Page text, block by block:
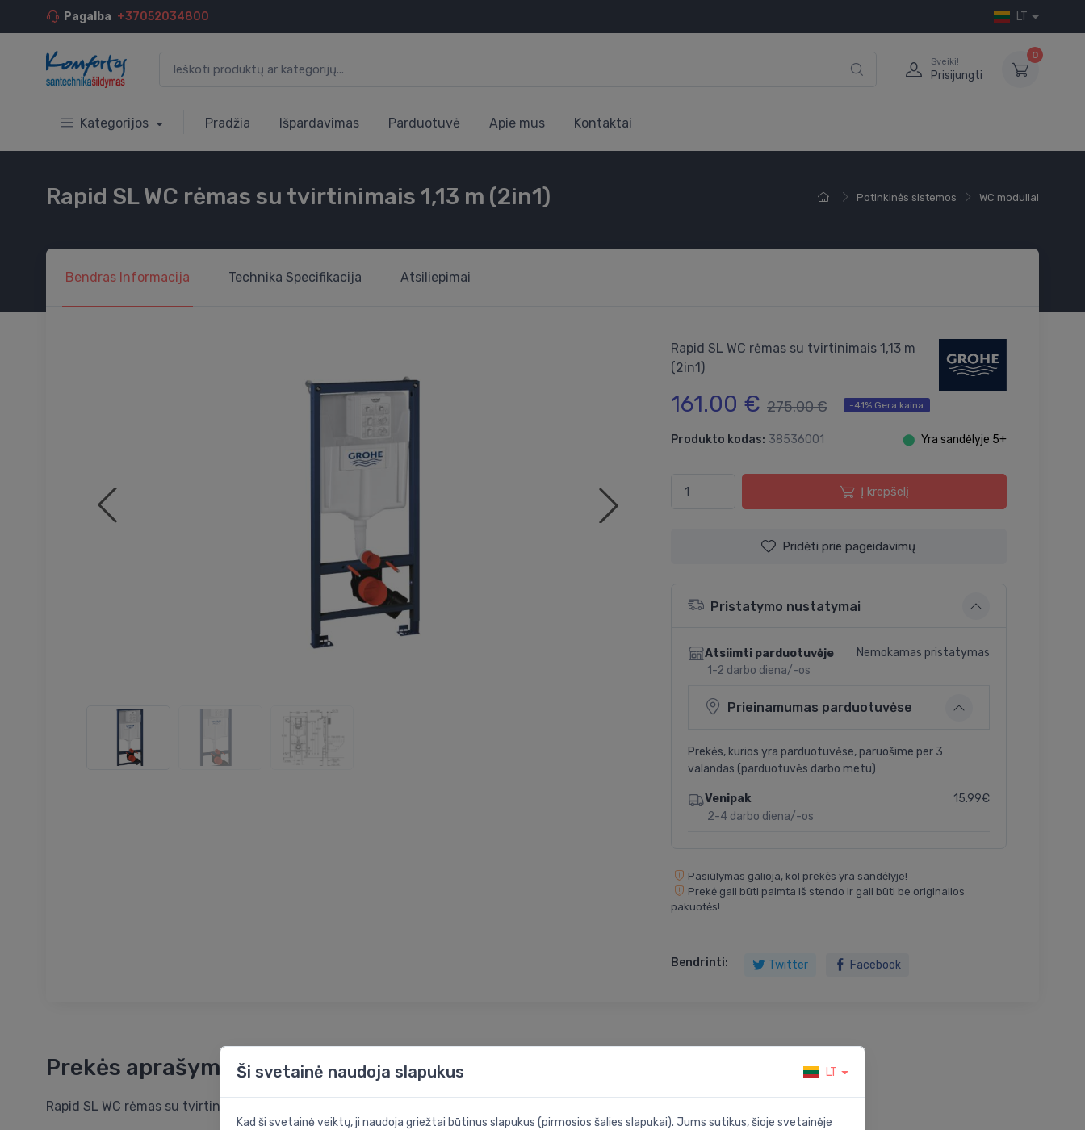
Pagalba +37052034800 LT
Sveiki!
Prisijungti
0
Kategorijos Pradžia Išpardavimas Parduotuvė Apie mus Kontaktai
Potinkinės sistemos WC moduliai
Rapid SL WC rėmas su tvirtinimais 1,13 m (2in1)
Bendras Informacija Technika Specifikacija Atsiliepimai
Rapid SL WC rėmas su tvirtinimais 1,13 m
(2in1)
161.00 € 275.00 € -41% Gera kaina
Produkto kodas: 38536001 ⬤ Yra sandėlyje 5+
Į krepšelį
Pridėti prie pageidavimų
Pristatymo nustatymai
Atsiimti parduotuvėje
1-2 darbo diena/-os
Nemokamas pristatymas
Prieinamumas parduotuvėse
Prekės, kurios yra parduotuvėse, paruošime per 3
valandas (parduotuvės darbo metu)
Venipak
2-4 darbo diena/-os
15.99€
Pasiūlymas galioja, kol prekės yra sandėlyje!
Prekė gali būti paimta iš stendo ir gali būti be originalios
pakuotės!
Bendrinti: Twitter Facebook
Prekės aprašymas
Rapid SL WC rėmas su tvirtinimais 1,13 m (2in1)
Ši svetainė naudoja slapukus LT
Kad ši svetainė veiktų, ji naudoja griežtai būtinus slapukus (pirmosios šalies slapukai). Jums sutikus, šioje svetainėje